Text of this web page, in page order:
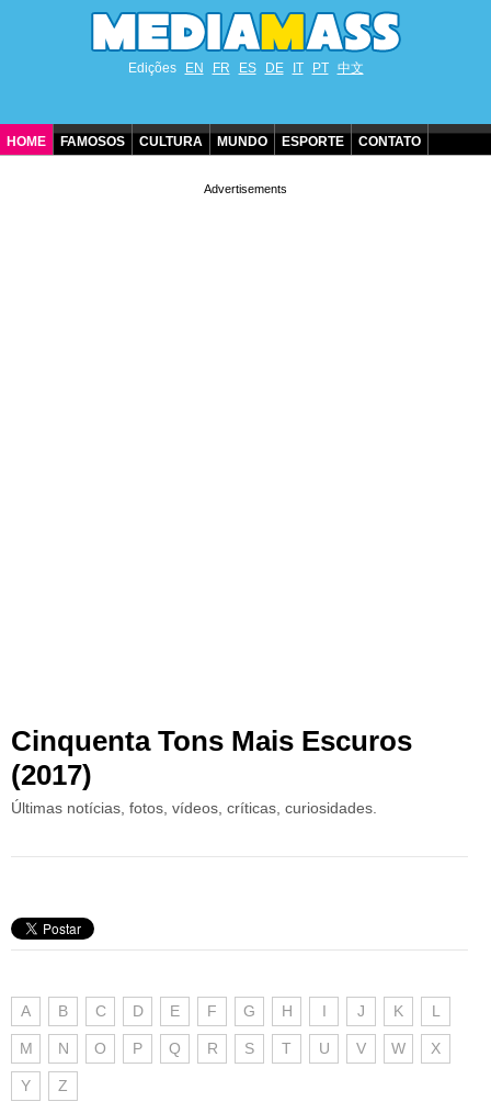
Edições EN FR ES DE IT PT 中文
HOME FAMOSOS CULTURA MUNDO ESPORTE CONTATO
Cinquenta Tons Mais Escuros
(2017)
Últimas notícias, fotos, vídeos, críticas, curiosidades.
A B C D E F G H I J K L
M N O P Q R S T U V W X
Y Z